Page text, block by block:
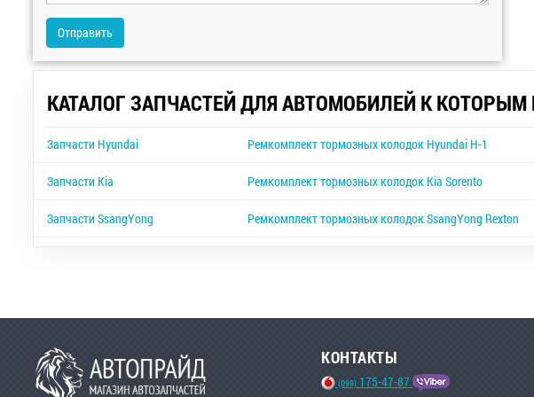
Отправить
КАТАЛОГ ЗАПЧАСТЕЙ ДЛЯ АВТОМОБИЛЕЙ К КОТОРЫМ
Запчасти Hyundai Ремкомплект тормозных колодок Hyundai H-1
Запчасти Kia Ремкомплект тормозных колодок Kia Sorento
Запчасти SsangYong Ремкомплект тормозных колодок SsangYong Rexton
КОНТАКТЫ
(099) 175-47-87